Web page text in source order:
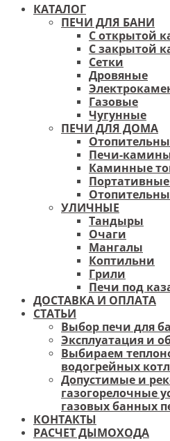
КАТАЛОГ
ПЕЧИ ДЛЯ БАНИ
С открытой
С закрытой
Сетки
Дровяные
Газовые
Чугунные
ПЕЧИ ДЛЯ ДОМА
Печи-
Каминные
УЛИЧНЫЕ
Тандыры
Очаги
Мангалы
Коптильни
Грили
Печи под
ДОСТАВКА И ОПЛАТА
СТАТЬИ
Выбор печи для
Эксплуатация и
Выбираем
водогрейных
Допустимые и
газогорелочные
газовых банных
КОНТАКТЫ
РАСЧЕТ ДЫМОХОДА